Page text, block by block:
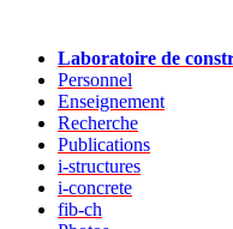
Laboratoire de
Personnel
Enseignement
Recherche
Publications
i-structures
i-concrete
fib-ch